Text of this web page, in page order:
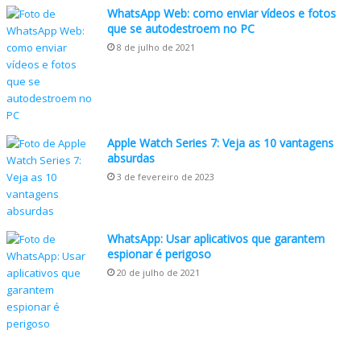
WhatsApp Web: como enviar vídeos e fotos
que se autodestroem no PC
8 de julho de 2021
Apple Watch Series 7: Veja as 10 vantagens
absurdas
3 de fevereiro de 2023
WhatsApp: Usar aplicativos que garantem
espionar é perigoso
20 de julho de 2021